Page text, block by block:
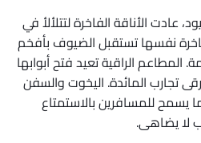
عادت الأناقة الفاخرة لتتلألأ في
نفسها تستقبل الضيوف بأفخم
المطاعم الراقية تعيد فتح أبوابها
تجارب المائدة. اليخوت والسفن
يسمح للمسافرين بالاستمتاع
لا يضاهى.